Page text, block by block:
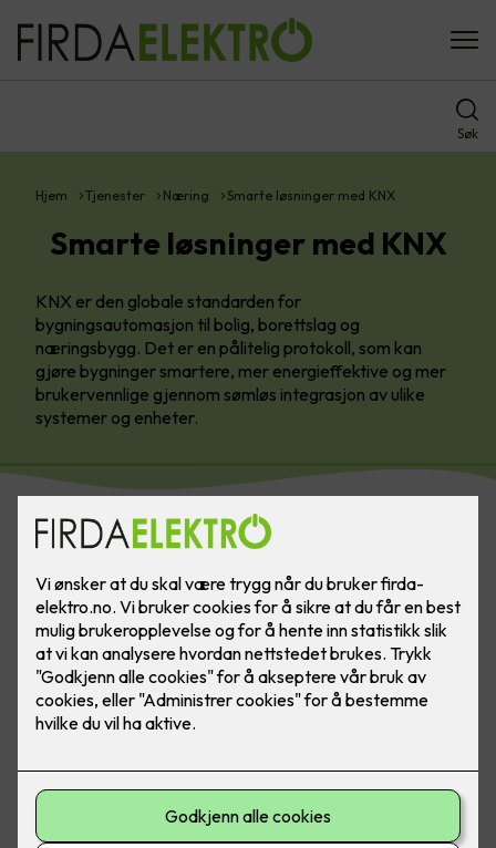
Søk
Hjem Tjenester Næring Smarte løsninger med KNX
Smarte løsninger med KNX
KNX er den globale standarden for
bygningsautomasjon til bolig, borettslag og
næringsbygg. Det er en pålitelig protokoll, som kan
gjøre bygninger smartere, mer energieffektive og mer
brukervennlige gjennom sømløs integrasjon av ulike
systemer og enheter.
KNX Association både utvikler og eier teknologien. KNX
kan brukes i både næringsbygg, borettslag og bolig.